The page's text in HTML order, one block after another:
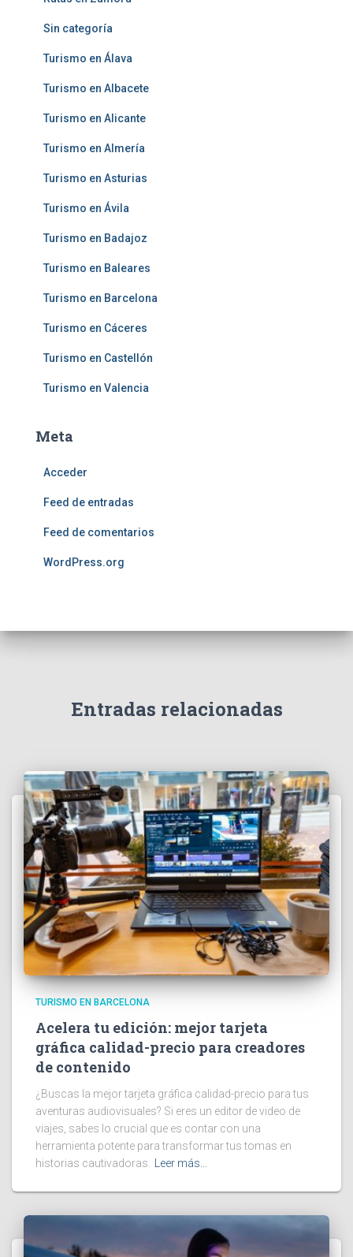
Sin categoría
Turismo en Álava
Turismo en Albacete
Turismo en Alicante
Turismo en Almería
Turismo en Asturias
Turismo en Ávila
Turismo en Badajoz
Turismo en Baleares
Turismo en Barcelona
Turismo en Cáceres
Turismo en Castellón
Turismo en Valencia
Meta
Acceder
Feed de entradas
Feed de comentarios
WordPress.org
Entradas relacionadas
TURISMO EN BARCELONA
Acelera tu edición: mejor tarjeta
gráfica calidad-precio para creadores
de contenido
¿Buscas la mejor tarjeta gráfica calidad-precio para tus
aventuras audiovisuales? Si eres un editor de video de
viajes, sabes lo crucial que es contar con una
herramienta potente para transformar tus tomas en
historias cautivadoras.
Leer más…